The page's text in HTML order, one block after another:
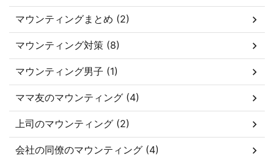
マウンティングまとめ (2)
マウンティング対策 (8)
マウンティング男子 (1)
ママ友のマウンティング (4)
上司のマウンティング (2)
会社の同僚のマウンティング (4)